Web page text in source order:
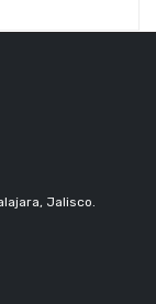
Jalisco.